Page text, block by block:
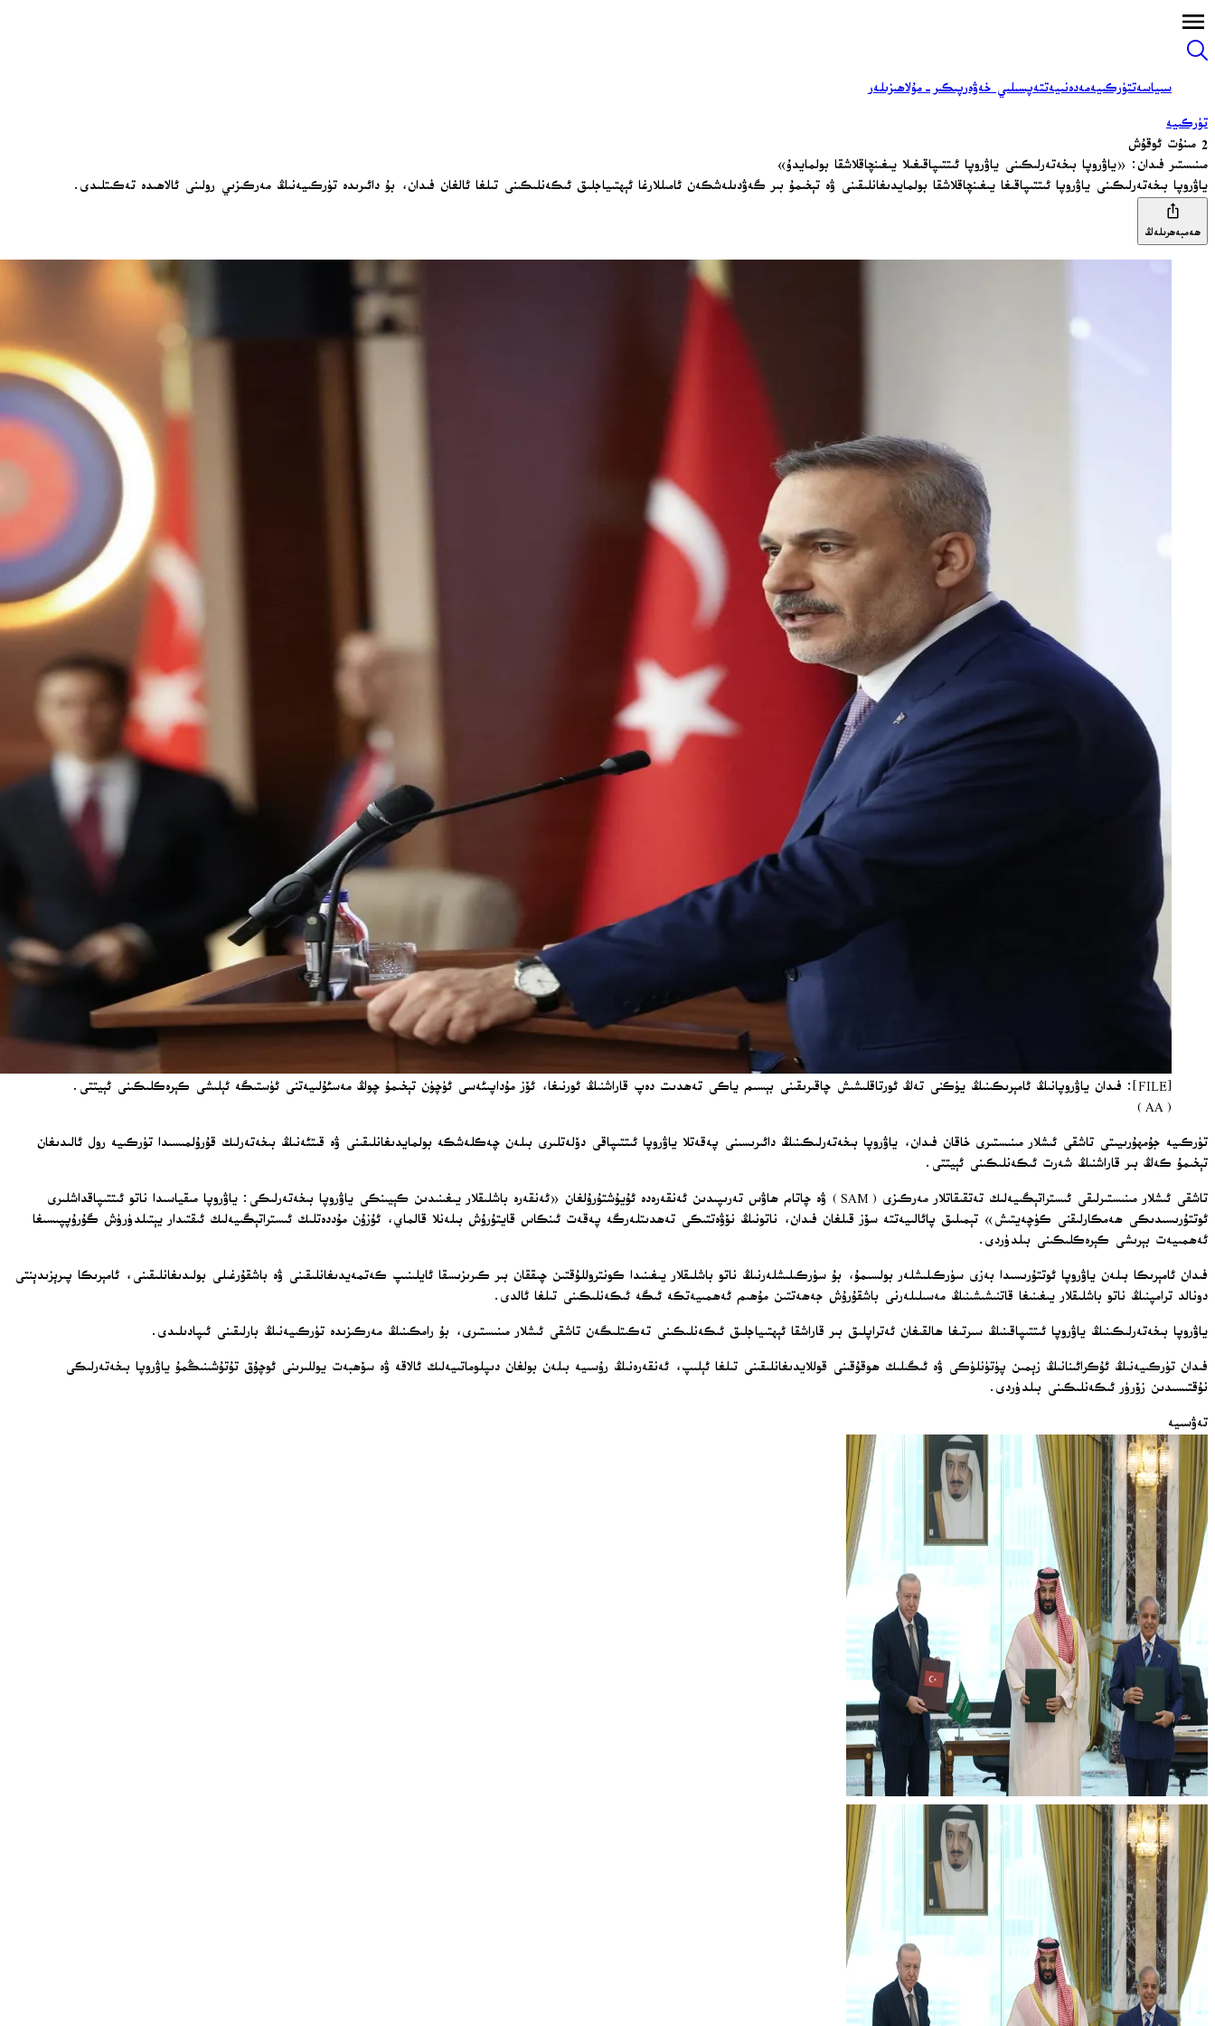
سىياسەتتۈركىيەمەدەنىيەتتەپسىلىي خەۋەرپىكىر-مۇلاھىزىلەر
تۈركىيە
2 مىنۇت ئوقۇش
مىنىستىر فىدان: «ياۋروپا بىخەتەرلىكىنى ياۋروپا ئىتتىپاقىغىلا يىغىنچاقلاشقا بولمايدۇ»
ياۋروپا بىخەتەرلىكىنى ياۋروپا ئىتتىپاقىغا يىغىنچاقلاشقا بولمايدىغانلىقىنى ۋە تېخىمۇ بىر گەۋدىلەشكەن ئامىللارغا ئېھتىياجلىق ئىكەنلىكىنى تىلغا ئالغان فىدان، بۇ دائىرىدە تۈركىيەنىڭ مەركىزىي رولىنى ئالاھىدە تەكىتلىدى.
ھەمبەھرىلەڭ
[FILE]: فىدان ياۋروپانىڭ ئامېرىكىنىڭ يۈكنى تەڭ ئورتاقلىشىش چاقىرىقىنى بېسىم ياكى تەھدىت دەپ قاراشنىڭ ئورنىغا، ئۆز مۇداپىئەسى ئۈچۈن تېخىمۇ چوڭ مەسئۇلىيەتنى ئۈستىگە ئېلىشى كېرەكلىكىنى ئېيتتى.
(AA)
تۈركىيە جۇمھۇرىيىتى تاشقى ئىشلار مىنىستىرى خاقان فىدان، ياۋروپا بىخەتەرلىكىنىڭ دائىرىسىنى پەقەتلا ياۋروپا ئىتتىپاقى دۆلەتلىرى بىلەن چەكلەشكە بولمايدىغانلىقىنى ۋە قىتئەنىڭ بىخەتەرلىك قۇرۇلمىسىدا تۈركىيە رول ئالىدىغان
تېخىمۇ كەڭ بىر قاراشنىڭ شەرت ئىكەنلىكىنى ئېيتتى.
تاشقى ئىشلار مىنىستىرلىقى ئىستراتېگىيەلىك تەتقىقاتلار مەركىزى (SAM) ۋە چاتام ھاۋس تەرىپىدىن ئەنقەرەدە ئۇيۇشتۇرۇلغان «ئەنقەرە باشلىقلار يىغىنىدىن كېيىنكى ياۋروپا بىخەتەرلىكى: ياۋروپا مىقياسىدا ناتو ئىتتىپاقداشلىرى
ئوتتۇرىسىدىكى ھەمكارلىقنى كۈچەيتىش» تېمىلىق پائالىيەتتە سۆز قىلغان فىدان، ناتونىڭ نۆۋەتتىكى تەھدىتلەرگە پەقەت ئىنكاس قايتۇرۇش بىلەنلا قالماي، ئۇزۇن مۇددەتلىك ئىستراتېگىيەلىك ئىقتىدار يېتىلدۈرۈش گۇرۇپپىسىغا
ئەھمىيەت بېرىشى كېرەكلىكىنى بىلدۈردى.
فىدان ئامېرىكا بىلەن ياۋروپا ئوتتۇرىسىدا بەزى سۈركىلىشلەر بولسىمۇ، بۇ سۈركىلىشلەرنىڭ ناتو باشلىقلار يىغىنىدا كونتروللۇقتىن چىققان بىر كىرىزىسقا ئايلىنىپ كەتمەيدىغانلىقىنى ۋە باشقۇرغىلى بولىدىغانلىقىنى، ئامېرىكا پىرېزىدېنتى
دونالد ترامپنىڭ ناتو باشلىقلار يىغىنىغا قاتنىشىشىنىڭ مەسىلىلەرنى باشقۇرۇش جەھەتتىن مۇھىم ئەھمىيەتكە ئىگە ئىكەنلىكىنى تىلغا ئالدى.
ياۋروپا بىخەتەرلىكىنىڭ ياۋروپا ئىتتىپاقىنىڭ سىرتىغا ھالقىغان ئەتراپلىق بىر قاراشقا ئېھتىياجلىق ئىكەنلىكىنى تەكىتلىگەن تاشقى ئىشلار مىنىستىرى، بۇ رامكىنىڭ مەركىزىدە تۈركىيەنىڭ بارلىقىنى ئىپادىلىدى.
فىدان تۈركىيەنىڭ ئۇكرائىنانىڭ زېمىن پۈتۈنلۈكى ۋە ئىگىلىك ھوقۇقىنى قوللايدىغانلىقىنى تىلغا ئېلىپ، ئەنقەرەنىڭ رۇسىيە بىلەن بولغان دىپلوماتىيەلىك ئالاقە ۋە سۆھبەت يوللىرىنى ئوچۇق تۇتۇشىنىڭمۇ ياۋروپا بىخەتەرلىكى
نۇقتىسىدىن زۆرۈر ئىكەنلىكىنى بىلدۈردى.
تەۋسىيە